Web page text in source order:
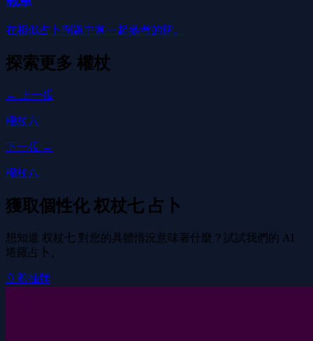
在相似占卜問題中常一起參考的牌。
探索更多 權杖
← 上一張
權杖六
下一張 →
權杖八
獲取個性化 权杖七 占卜
想知道 权杖七 對您的具體情況意味著什麼？試試我們的 AI
塔羅占卜。
立即抽牌